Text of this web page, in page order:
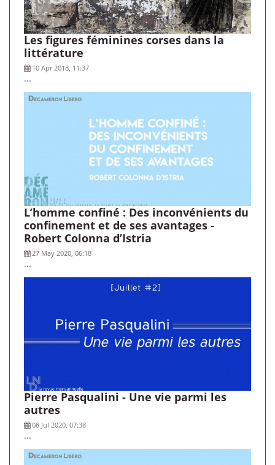
Les figures féminines corses dans la
littérature
10 Apr 2018, 11:37
...
L’homme confiné : Des inconvénients du
confinement et de ses avantages -
Robert Colonna d’Istria
27 May 2020, 06:18
...
Pierre Pasqualini - Une vie parmi les
autres
08 Jul 2020, 07:38
...